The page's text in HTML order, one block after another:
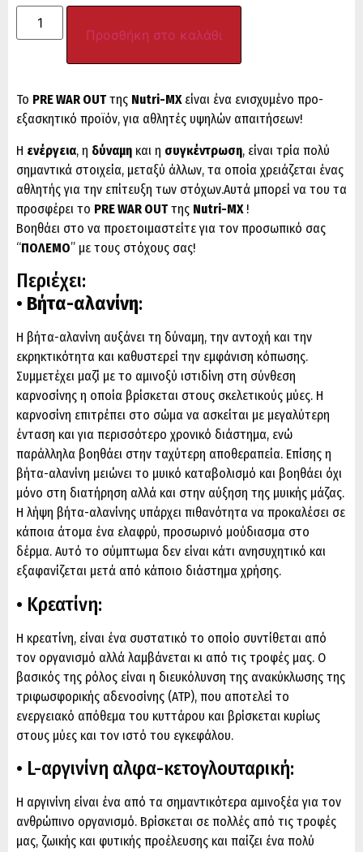
Προσθήκη στο καλάθι
Το PRE WAR OUTτης Nutri-MXείναι ένα ενισχυμένο προ-
εξασκητικό προϊόν, για αθλητές υψηλών απαιτήσεων!
Η ενέργεια, η δύναμη και η συγκέντρωση, είναι τρία πολύ
σημαντικά στοιχεία, μεταξύ άλλων, τα οποία χρειάζεται ένας
αθλητής για την επίτευξη των στόχων.Αυτά μπορεί να του τα
προσφέρει το PRE WAR OUTτης Nutri-MX!
Βοηθάει στο να προετοιμαστείτε για τον προσωπικό σας
“ΠΟΛΕΜΟ” με τους στόχους σας!
Περιέχει:
• Βήτα-αλανίνη:
Η βήτα-αλανίνη αυξάνει τη δύναμη, την αντοχή και την
εκρηκτικότητα και καθυστερεί την εμφάνιση κόπωσης.
Συμμετέχει μαζί με το αμινοξύ ιστιδίνη στη σύνθεση
καρνοσίνης η οποία βρίσκεται στους σκελετικούς μύες. Η
καρνοσίνη επιτρέπει στο σώμα να ασκείται με μεγαλύτερη
ένταση και για περισσότερο χρονικό διάστημα, ενώ
παράλληλα βοηθάει στην ταχύτερη αποθεραπεία. Επίσης η
βήτα-αλανίνη μειώνει το μυικό καταβολισμό και βοηθάει όχι
μόνο στη διατήρηση αλλά και στην αύξηση της μυικής μάζας.
Η λήψη βήτα-αλανίνης υπάρχει πιθανότητα να προκαλέσει σε
κάποια άτομα ένα ελαφρύ, προσωρινό μούδιασμα στο
δέρμα. Αυτό το σύμπτωμα δεν είναι κάτι ανησυχητικό και
εξαφανίζεται μετά από κάποιο διάστημα χρήσης.
• Κρεατίνη:
H κρεατίνη, είναι ένα συστατικό το οποίο συντίθεται από
τον οργανισμό αλλά λαμβάνεται κι από τις τροφές μας. Ο
βασικός της ρόλος είναι η διευκόλυνση της ανακύκλωσης της
τριφωσφορικής αδενοσίνης (ATP), που αποτελεί το
ενεργειακό απόθεμα του κυττάρου και βρίσκεται κυρίως
στους μύες και τον ιστό του εγκεφάλου.
• L-αργινίνη αλφα-κετογλουταρική:
Η αργινίνη είναι ένα από τα σημαντικότερα αμινοξέα για τον
ανθρώπινο οργανισμό. Βρίσκεται σε πολλές από τις τροφές
μας, ζωικής και φυτικής προέλευσης και παίζει ένα πολύ